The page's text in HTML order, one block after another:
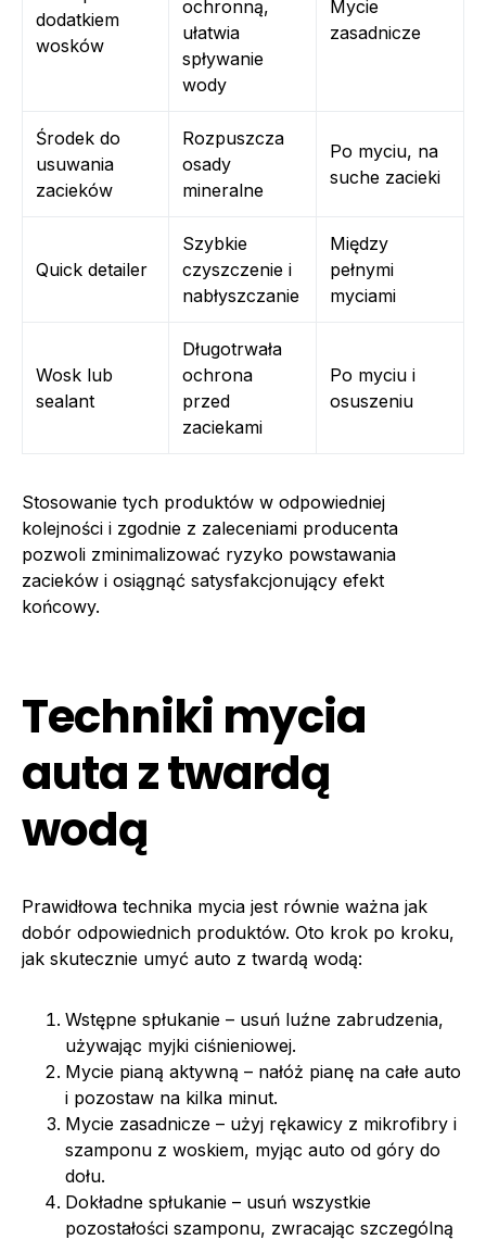
dodatkiem
wosków
ochronną,
ułatwia
spływanie
wody
Mycie
zasadnicze
Środek do
usuwania
zacieków
Rozpuszcza
osady
mineralne
Po myciu, na
suche zacieki
Quick detailer
Szybkie
czyszczenie i
nabłyszczanie
Między
pełnymi
myciami
Wosk lub
sealant
Długotrwała
ochrona
przed
zaciekami
Po myciu i
osuszeniu
Stosowanie tych produktów w odpowiedniej
kolejności i zgodnie z zaleceniami producenta
pozwoli zminimalizować ryzyko powstawania
zacieków i osiągnąć satysfakcjonujący efekt
końcowy.
Techniki mycia
auta z twardą
wodą
Prawidłowa technika mycia jest równie ważna jak
dobór odpowiednich produktów. Oto krok po kroku,
jak skutecznie umyć auto z twardą wodą:
Wstępne spłukanie – usuń luźne zabrudzenia,
używając myjki ciśnieniowej.
Mycie pianą aktywną – nałóż pianę na całe auto
i pozostaw na kilka minut.
Mycie zasadnicze – użyj rękawicy z mikrofibry i
szamponu z woskiem, myjąc auto od góry do
dołu.
Dokładne spłukanie – usuń wszystkie
pozostałości szamponu, zwracając szczególną